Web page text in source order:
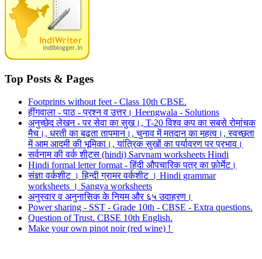
Top Posts & Pages
Footprints without feet - Class 10th CBSE.
हींगवाला - पाठ - प्रश्न व उत्तर। Heengwala - Solutions
अनुच्छेद लेखन - पर सेवा का सुख।, T-20 विश्व कप का सबसे रोमांचक
मैच।, धरती का बढ़ता तापमान।, चुनाव में मतदान का महत्व।, स्वच्छता
में आम आदमी की भूमिका।, यांत्रिक सुखों का पर्यावरण पर प्रभाव।
सर्वनाम की वर्क शीट्स (hindi) Sarvnam worksheets Hindi
Hindi formal letter format - हिंदी औपचारिक पत्र का फ़ोर्मेट।
संज्ञा वर्कशीट । हिन्दी ग्रामर वर्कशीट । Hindi grammar
worksheets । Sangya worksheets
अनुस्वार व अनुनासिक के नियम और ६५ उदाहरण।
Power sharing - SST - Grade 10th - CBSE - Extra questions.
Question of Trust. CBSE 10th English.
Make your own pinot noir (red wine) !